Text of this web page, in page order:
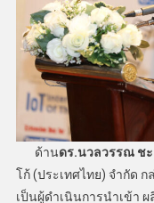
ด้านดร.นวลวรรณ ช
โก้ (ประเทศไทย) จำกัด
เป็นผู้ดำเนินการนำเข้า